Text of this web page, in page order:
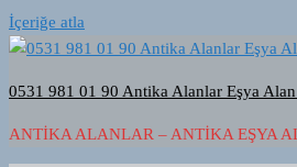
İçeriğe atla
0531 981 01 90 Antika Alanlar Eşya
ANTIKA ALANLAR – ANTIKA EŞYA